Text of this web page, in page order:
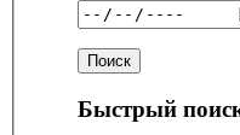
Быстрый